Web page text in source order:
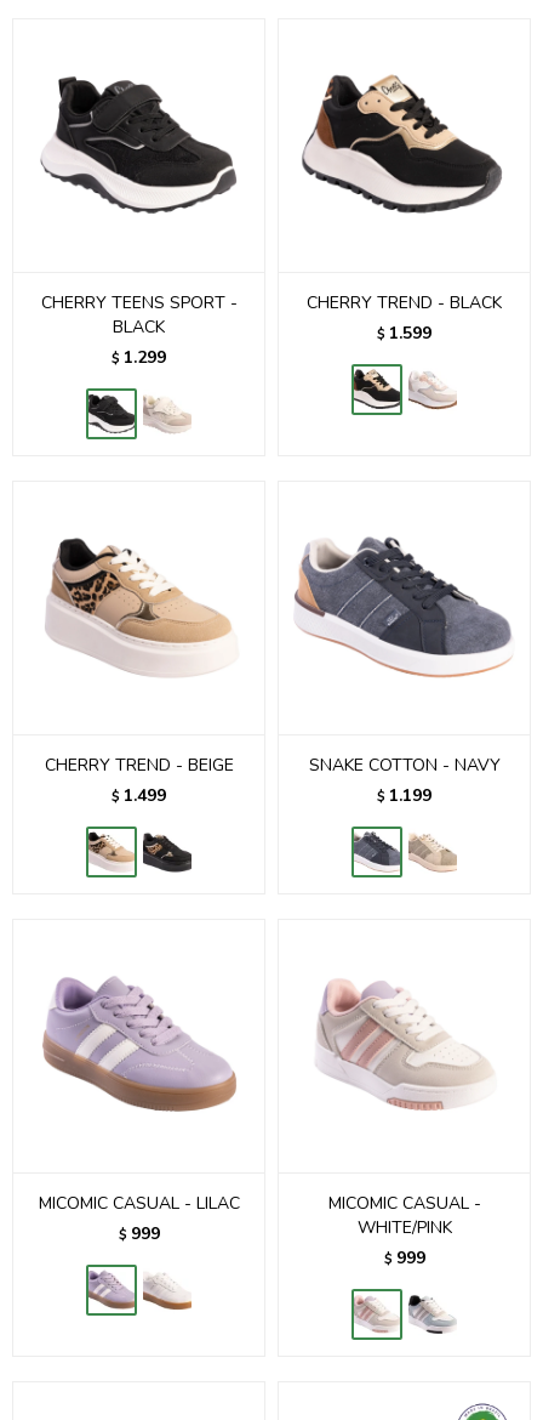
CHERRY TEENS SPORT -
BLACK
$ 1.299
CHERRY TREND - BLACK
$ 1.599
CHERRY TREND - BEIGE
$ 1.499
SNAKE COTTON - NAVY
$ 1.199
MICOMIC CASUAL - LILAC
$ 999
MICOMIC CASUAL -
WHITE/PINK
$ 999